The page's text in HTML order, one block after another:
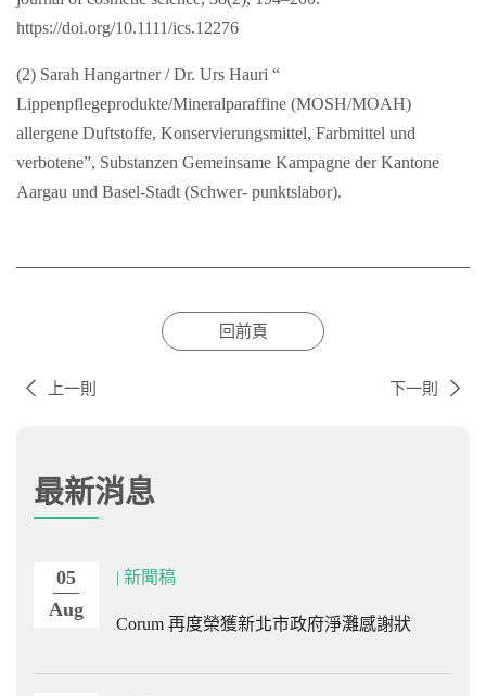
https://doi.org/10.1111/ics.12276
(2) Sarah Hangartner / Dr. Urs Hauri “
Lippenpflegeprodukte/Mineralparaffine (MOSH/MOAH)
allergene Duftstoffe, Konservierungsmittel, Farbmittel und
verbotene”, Substanzen Gemeinsame Kampagne der Kantone
Aargau und Basel-Stadt (Schwer- punktslabor).
回前頁
上一則 下一則
最新消息
05
Aug
| 新聞稿
Corum 再度榮獲新北市政府淨灘感謝狀